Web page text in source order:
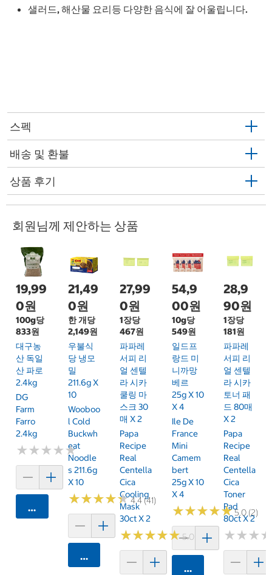
샐러드, 해산물 요리등 다양한 음식에 잘 어울립니다.
스펙
배송 및 환불
상품 후기
회원님께 제안하는 상품
19,99
0원
100g당
833원
대구농
산 독일
산 파로
2.4kg
DG
Farm
Farro
2.4kg
★★★★★
★★★★★
카트에 담기
21,49
0원
한 개당
2,149원
우불식
당 냉모
밀
211.6g X
10
Wooboo
L Cold
Buckwh
Eat
Noodle
S 211.6g
X 10
★★★★★
★★★★★4.4 (41)
카트에 담기
27,99
0원
1장당
467원
파파레
서피 리
얼 센텔
라 시카
쿨링 마
스크 30
매 X 2
Papa
Recipe
Real
Centella
Cica
Cooling
Mask
30ct X 2
★★★★★
★★★★★5.0 (1)
54,9
00원
10g당
549원
일드프
랑드 미
니까망
베르
25g X 10
X 4
Ile De
France
Mini
Camem
Bert
25g X 10
X 4
★★★★★
★★★★★5.0 (2)
카트에 담기
28,9
90원
1장당
181원
파파레
서피 리
얼 센텔
라 시카
토너 패
드 80매
X 2
Papa
Recipe
Real
Centella
Cica
Toner
Pad
80ct X 2
★★★
★★★